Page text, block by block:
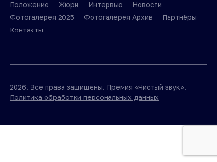
Положение
Жюри Интервью
Новости
Фотогалерея 2025
Фотогалерея Архив
Партнёры
Контакты
2026. Все права защищены. Премия «Чистый звук».
Политика обработки персональных данных